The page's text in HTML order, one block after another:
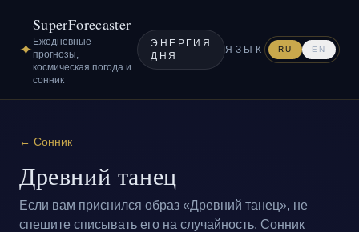
✦
SuperForecaster
Ежедневные
прогнозы,
космическая погода и
сонник
ЭНЕРГИЯ
ДНЯ
ЯЗЫК RU EN
← Сонник
Древний танец
Если вам приснился образ «Древний танец», не
спешите списывать его на случайность. Сонник